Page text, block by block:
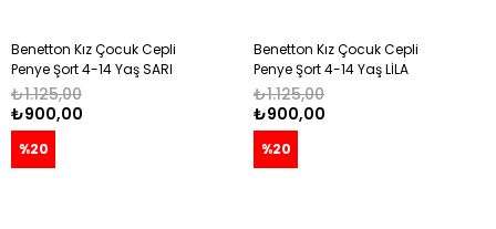
Benetton Kız Çocuk Cepli
Penye Şort 4-14 Yaş SARI
₺900,00
₺1.125,00
%20
Benetton Kız Çocuk Cepli
Penye Şort 4-14 Yaş LİLA
₺900,00
₺1.125,00
%20